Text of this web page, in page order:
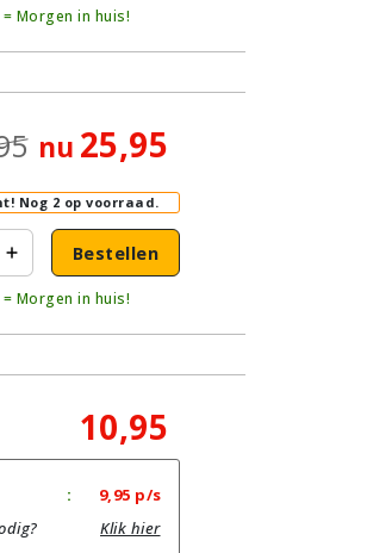
Morgen in huis!
nu 25,95
Nog 2 op voorraad.
Bestellen
Morgen in huis!
10,95
: 9,95 p/s
Klik hier